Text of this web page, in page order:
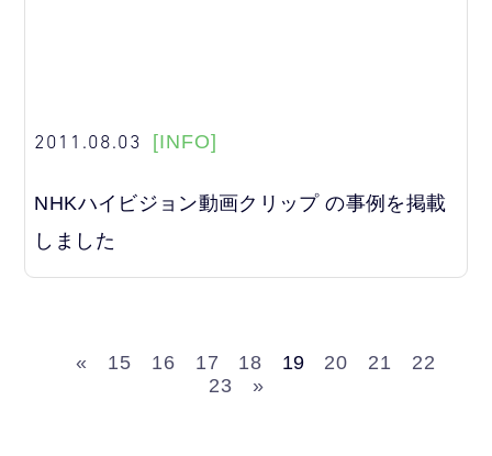
2011.08.03 [INFO]
NHKハイビジョン動画クリップ の事例を掲載
しました
« 15 16 17 18 19 20 21
22
23
»